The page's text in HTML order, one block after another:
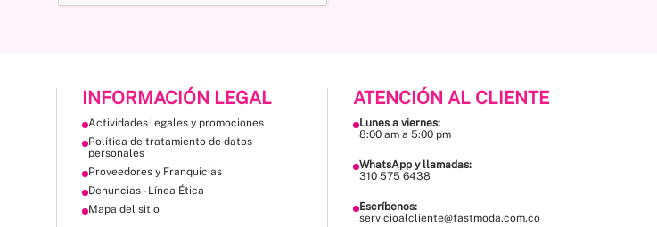
INFORMACIÓN LEGAL
Actividades legales y promociones
Política de tratamiento de datos
personales
Proveedores y Franquicias
Denuncias - Línea Ética
Mapa del sitio
ATENCIÓN AL CLIENTE
Lunes a viernes:
8:00 am a 5:00 pm
WhatsApp y llamadas:
310 575 6438
Escríbenos:
servicioalcliente@fastmoda.com.co